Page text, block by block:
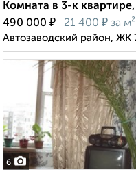
Комната в 3-к
490 000 ₽ 21 400 ₽ за м²
Автозаводский район, ЖК
6